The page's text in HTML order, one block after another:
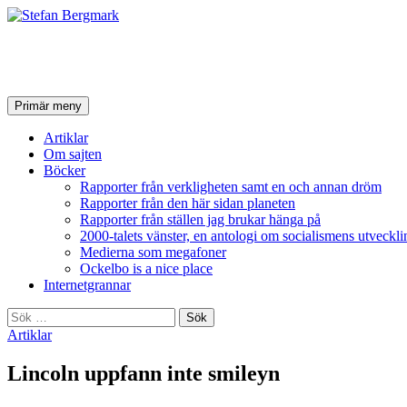
SökPrimär meny Hoppa
till
innehåll
Artiklar
Om sajten
Böcker
Rapporter från verkligheten samt en och annan dröm
Rapporter från den här sidan planeten
Rapporter från ställen jag brukar hänga på
2000-talets vänster, en antologi om socialismens
Medierna som megafoner
Ockelbo is a nice place
Internetgrannar
Sök
efter:
Artiklar
Lincoln uppfann inte smileyn